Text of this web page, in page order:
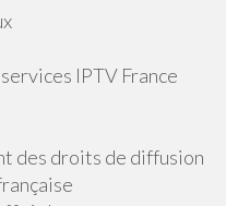
IPTV France
des droits de diffusion